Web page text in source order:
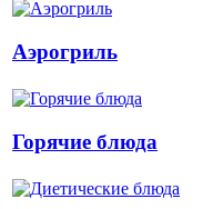
Аэрогриль
Горячие блюда